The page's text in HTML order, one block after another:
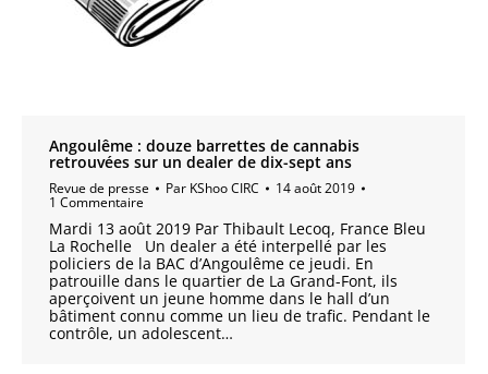
Angoulême : douze barrettes de cannabis
retrouvées sur un dealer de dix-sept ans
Revue de presse Par KShoo CIRC 14 août 2019
1 Commentaire
Mardi 13 août 2019 Par Thibault Lecoq, France Bleu
La Rochelle Un dealer a été interpellé par les
policiers de la BAC d’Angoulême ce jeudi. En
patrouille dans le quartier de La Grand-Font, ils
aperçoivent un jeune homme dans le hall d’un
bâtiment connu comme un lieu de trafic. Pendant le
contrôle, un adolescent…